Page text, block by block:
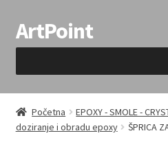
Preskoči
na
Skoči
do
ArtPoint
Uvjeti prodaje
Početna EPOXY - SMOLE -
doziranje i obradu epoxy
ŠPRICA